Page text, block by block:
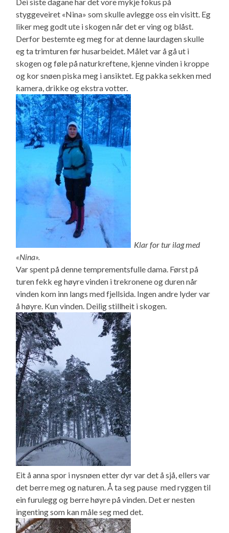
Dei siste dagane har det vore mykje fokus på
styggeveiret «Nina» som skulle avlegge oss ein visitt. Eg
liker meg godt ute i skogen når det er ving og blåst.
Derfor bestemte eg meg for at denne laurdagen skulle
eg ta trimturen før husarbeidet. Målet var å gå ut i
skogen og føle på naturkreftene, kjenne vinden i kroppe
og kor snøen piska meg i ansiktet. Eg pakka sekken med
kamera, drikke og ekstra votter.
Klar for tur ilag med
«Nina».
Var spent på denne temprementsfulle dama. Først på
turen fekk eg høyre vinden i trekronene og duren når
vinden kom inn langs med fjellsida. Ingen andre lyder var
å høyre. Kun vinden. Deilig stillheit i skogen.
Eit å anna spor i nysnøen etter dyr var det å sjå, ellers var
det berre meg og naturen. Å ta seg pause med ryggen til
ein furulegg og berre høyre på vinden. Det er nesten
ingenting som kan måle seg med det.